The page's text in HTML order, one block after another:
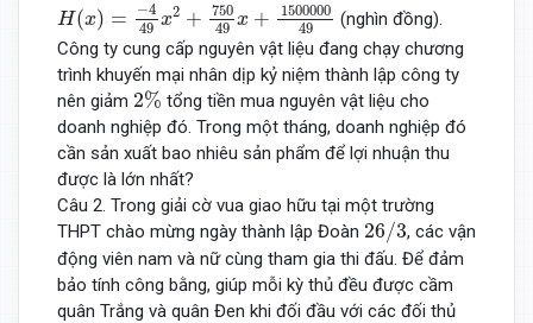
H(x) = −4
49 x2 +
750
49 x +
1500000
49
(nghìn đồng).
Công ty cung cấp nguyên vật liệu đang chạy chương
trình khuyến mại nhân dịp kỷ niệm thành lập công ty
nên giảm 2%
2% tổng tiền mua nguyên vật liệu cho
doanh nghiệp đó. Trong một tháng, doanh nghiệp đó
cần sản xuất bao nhiêu sản phẩm để lợi nhuận thu
được là lớn nhất?
Câu 2. Trong giải cờ vua giao hữu tại một trường
THPT chào mừng ngày thành lập Đoàn 26/3
26 /3, các vận
động viên nam và nữ cùng tham gia thi đấu. Để đảm
bảo tính công bằng, giúp mỗi kỳ thủ đều được cầm
quân Trắng và quân Đen khi đối đầu với các đối thủ